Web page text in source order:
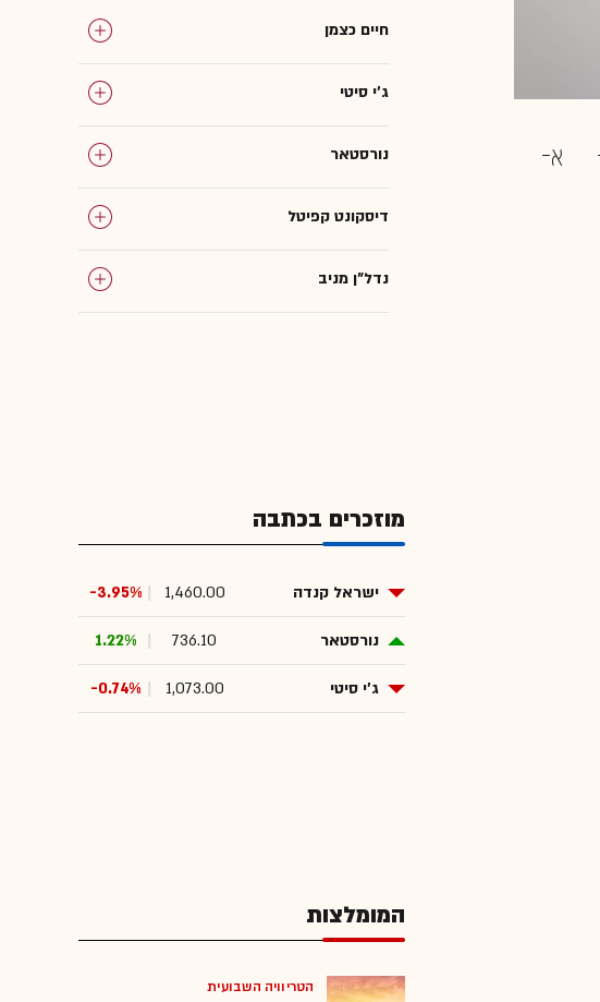
חיים כצמן
ג'י סיטי
נורסטאר
דיסקונט קפיטל
נדל"ן מניב
מוזכרים בכתבה
ישראל קנדה 1,460.00
-3.95%
נורסטאר 736.10
1.22%
ג'י סיטי 1,073.00
-0.74%
המומלצות
הטריוויה השבועית